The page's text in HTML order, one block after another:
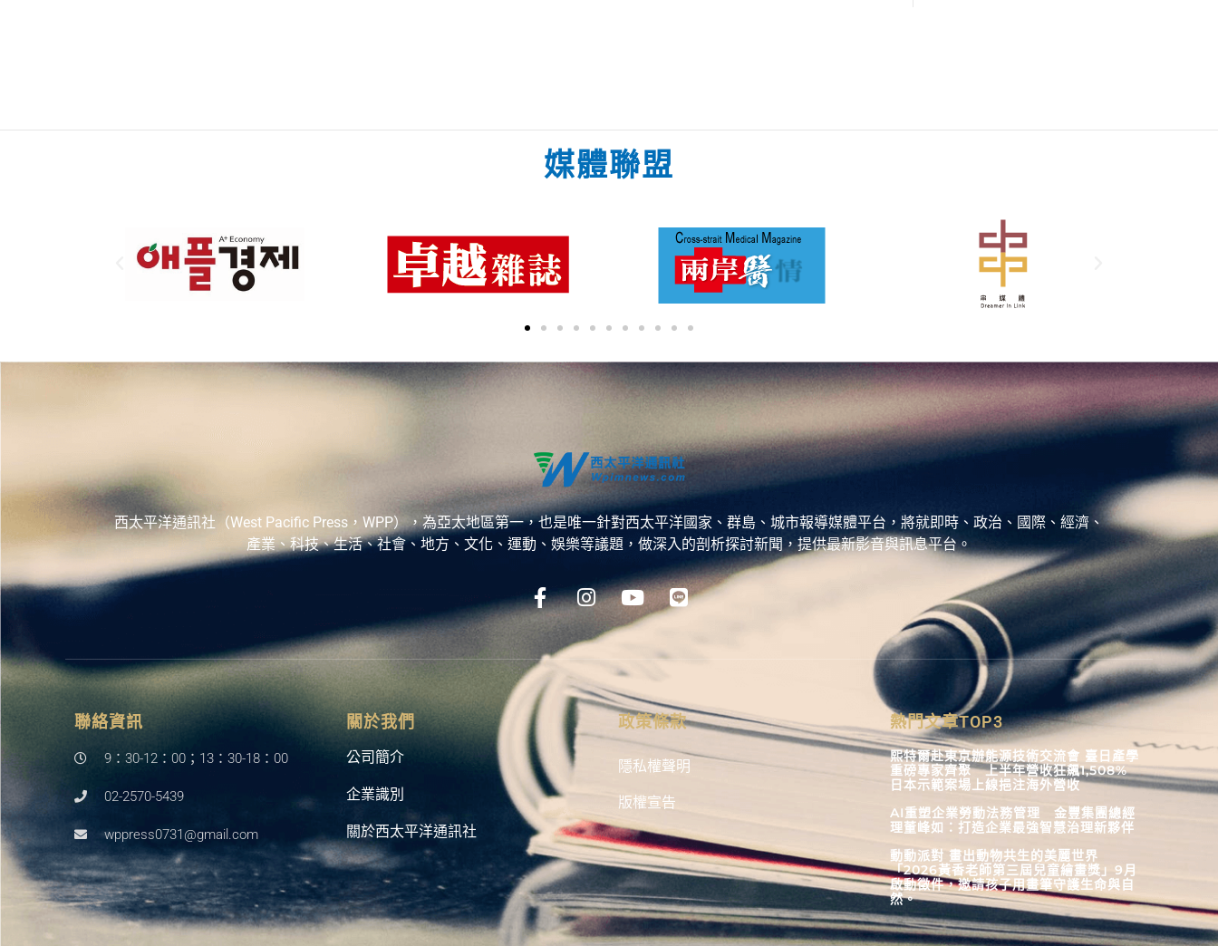
媒體聯盟
西太平洋通訊社（West Pacific Press，WPP），為亞太地區第一，也是唯一針對西太平洋國家、群島、城市報導媒體平台，將就即時、政治、國際、經濟、
產業、科技、生活、社會、地方、文化、運動、娛樂等議題，做深入的剖析探討新聞，提供最新影音與訊息平台。
聯絡資訊
9：30-12：00；13：30-18：00
02-2570-5439
wppress0731@gmail.com
關於我們
公司簡介
企業識別
關於西太平洋通訊社
政策條款
隱私權聲明
版權宣告
熱門文章TOP3
熙特爾赴東京辦能源技術交流會 臺日產學
重磅專家齊聚 上半年營收狂飆1,508%
日本示範案場上線挹注海外營收
AI重塑企業勞動法務管理 金豐集團總經
理董峰如：打造企業最強智慧治理新夥伴
動動派對 畫出動物共生的美麗世界
「2026黃香老師第三屆兒童繪畫獎」9月
啟動徵件，邀請孩子用畫筆守護生命與自
然。